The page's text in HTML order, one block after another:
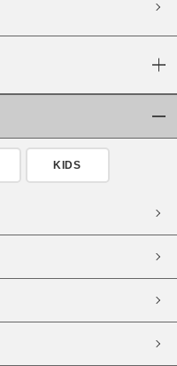
WEB限定
KIDS